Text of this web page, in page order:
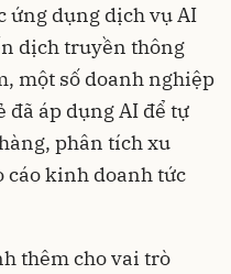
ứng dụng dịch vụ AI
dịch truyền thông
một số doanh nghiệp
đã áp dụng AI để tự
phân tích xu
cáo kinh doanh tức
thêm cho vai trò